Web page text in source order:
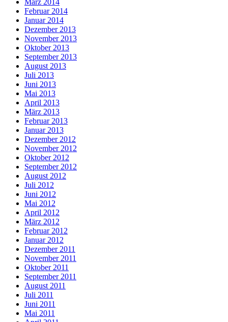
Februar 2014
Januar 2014
Dezember 2013
November 2013
Oktober 2013
September 2013
August 2013
Juli 2013
Juni 2013
Mai 2013
April 2013
März 2013
Februar 2013
Januar 2013
Dezember 2012
November 2012
Oktober 2012
September 2012
August 2012
Juli 2012
Juni 2012
Mai 2012
April 2012
März 2012
Februar 2012
Januar 2012
Dezember 2011
November 2011
Oktober 2011
September 2011
August 2011
Juli 2011
Juni 2011
Mai 2011